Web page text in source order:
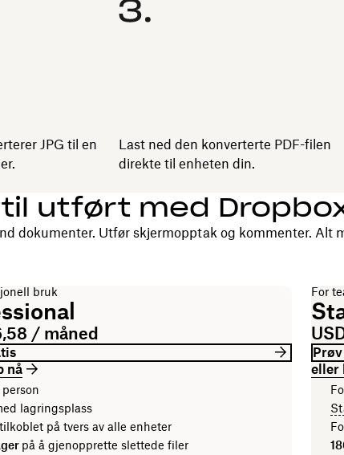
JPG til en
Last ned den konverterte PDF-filen
direkte til enheten din.
til utført med
dokumenter. Utfør skjermopptak og kommenter. Alt
bruk
/ måned
nå
lagringsplass
på tvers av alle enheter
på å gjenopprette slettede filer
For
eller